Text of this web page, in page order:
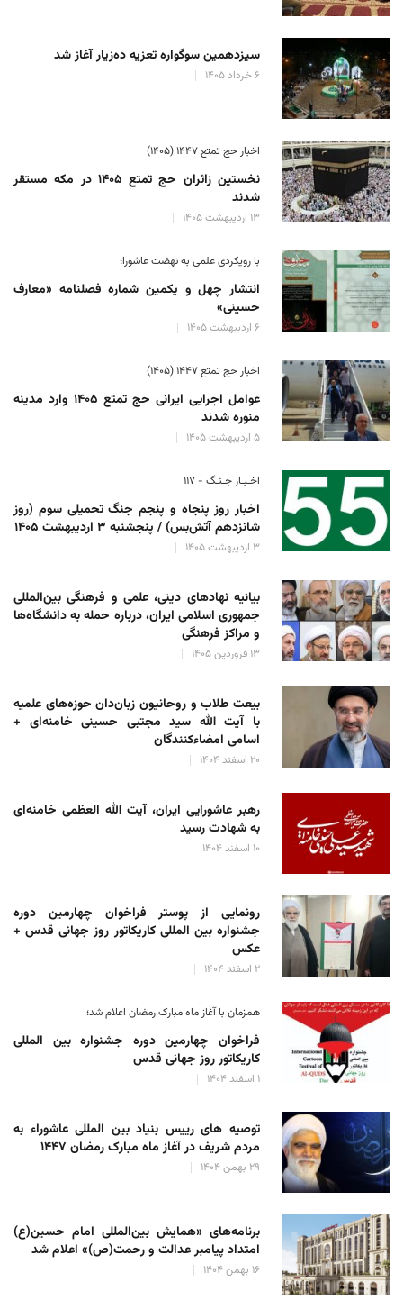
سیزدهمین سوگواره تعزیه ده‌زیار آغاز شد
۶ خرداد ۱۴۰۵
اخبار حج تمتع ۱۴۴۷ (۱۴۰۵)
نخستین زائران حج تمتع ۱۴۰۵ در مکه مستقر
شدند
۱۳ اردیبهشت ۱۴۰۵
با رویکردی علمی به نهضت عاشورا؛
انتشار چهل و یکمین شماره فصلنامه «معارف
حسینی»
۶ اردیبهشت ۱۴۰۵
اخبار حج تمتع ۱۴۴۷ (۱۴۰۵)
عوامل اجرایی ایرانی حج تمتع ۱۴۰۵ وارد مدینه
منوره ‌شدند
۵ اردیبهشت ۱۴۰۵
اخـبـار جـنـگ - ۱۱۷
اخبار روز پنجاه و پنجم جنگ تحمیلی سوم (روز
شانزدهم آتش‌بس) / پنجشنبه ۳ اردیبهشت ۱۴۰۵
۳ اردیبهشت ۱۴۰۵
بیانیه نهادهای دینی، علمی و فرهنگی بین‌المللی
جمهوری اسلامی ایران، درباره حمله به دانشگاه‌ها
و مراکز فرهنگی
۱۳ فروردین ۱۴۰۵
بیعت طلاب و روحانیون زبان‌دان حوزه‌های علمیه
با آیت الله سید مجتبی حسینی خامنه‌ای +
اسامی امضاءکنندگان
۲۰ اسفند ۱۴۰۴
رهبر عاشورایی ایران، آیت الله العظمی خامنه‌ای
به شهادت رسید
۱۰ اسفند ۱۴۰۴
رونمایی از پوستر فراخوان چهارمین دوره
جشنواره بین المللی کاریکاتور روز جهانی قدس +
عکس
۲ اسفند ۱۴۰۴
همزمان با آغاز ماه مبارک رمضان اعلام شد؛
فراخوان چهارمین دوره جشنواره بین المللی
کاریکاتور روز جهانی قدس
۱ اسفند ۱۴۰۴
توصیه های رییس بنیاد بین المللی عاشوراء به
مردم شریف در آغاز ماه مبارک رمضان ۱۴۴۷
۲۹ بهمن ۱۴۰۴
برنامه‌های «همایش بین‌المللی امام حسین(ع)
امتداد پیامبر عدالت و رحمت(ص)» اعلام شد
۱۶ بهمن ۱۴۰۴